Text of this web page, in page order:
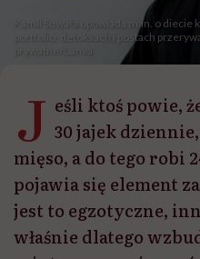
Kamil Suwała opowiada m.in. o
portfolio, detoksach i postach
J eśli ktoś powie,
30 jajek
mięso, a do tego robi
pojawia się element
jest to egzotyczne,
właśnie dlatego